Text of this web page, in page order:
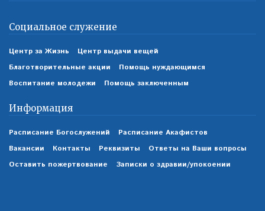
Социальное служение
Центр за Жизнь
Центр выдачи вещей
Благотворительные акции
Помощь нуждающимся
Воспитание молодежи
Помощь заключенным
Информация
Расписание Богослужений
Расписание Акафистов
Вакансии
Контакты Реквизиты
Ответы на Ваши вопросы
Оставить пожертвование
Записки о здравии/упокоении